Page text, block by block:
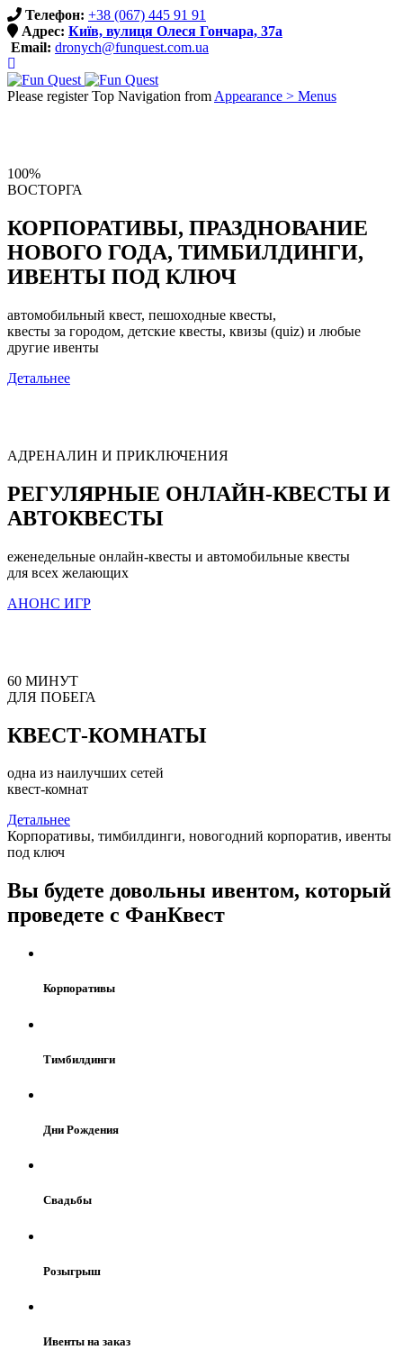
Телефон: +38 (067) 445 91 91
Адрес: Київ, вулиця Олеся Гончара, 37a
Email: dronych@funquest.com.ua
Please register Top Navigation from Appearance > Menus
100%
ВОСТОРГА
КОРПОРАТИВЫ, ПРАЗДНОВАНИЕ
НОВОГО ГОДА, ТИМБИЛДИНГИ,
ИВЕНТЫ ПОД КЛЮЧ
автомобильный квест, пешоходные квесты,
квесты за городом, детские квесты, квизы (quiz) и любые
другие ивенты
Детальнее
АДРЕНАЛИН И ПРИКЛЮЧЕНИЯ
РЕГУЛЯРНЫЕ ОНЛАЙН-КВЕСТЫ И
АВТОКВЕСТЫ
еженедельные онлайн-квесты и автомобильные квесты
для всех желающих
АНОНС ИГР
60 МИНУТ
ДЛЯ ПОБЕГА
КВЕСТ-КОМНАТЫ
одна из наилучших сетей
квест-комнат
Детальнее
Корпоративы, тимбилдинги, новогодний корпоратив, ивенты
под ключ
Вы будете довольны ивентом, который
проведете с ФанКвест
Корпоративы
Тимбилдинги
Дни Рождения
Свадьбы
Розыгрыш
Ивенты на заказ